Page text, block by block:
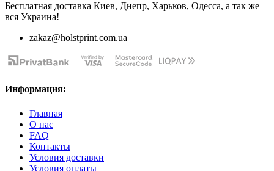
Бесплатная доставка Киев, Днепр, Харьков, Одесса, а так же
вся Украина!
zakaz@holstprint.com.ua
Информация:
Главная
О нас
FAQ
Контакты
Условия доставки
Условия оплаты